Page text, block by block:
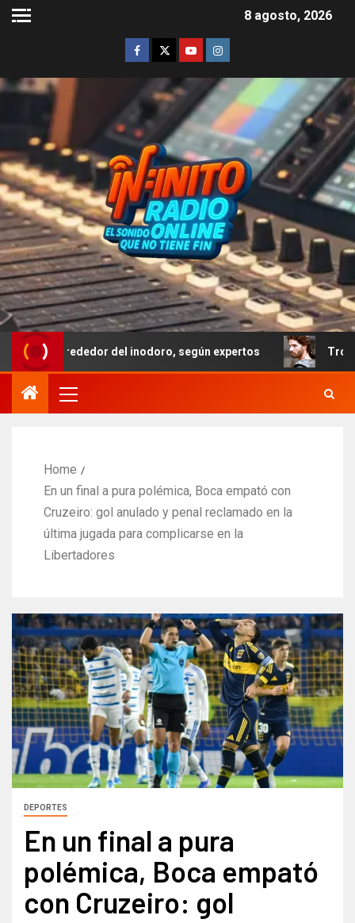
8 agosto, 2026
del inodoro, según expertos Troya: el error
Home
En un final a pura polémica, Boca empató con
Cruzeiro: gol anulado y penal reclamado en la
última jugada para complicarse en la
Libertadores
DEPORTES
En un final a pura
polémica, Boca empató
con Cruzeiro: gol